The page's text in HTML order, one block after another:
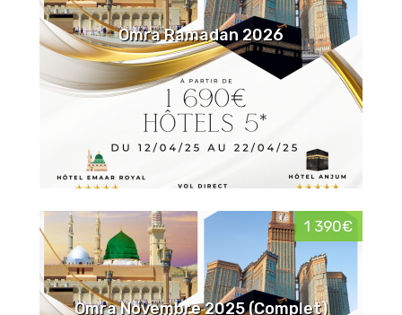
Omra Ramadan 2026
1 390€
Omra Novembre 2025 (Complet)